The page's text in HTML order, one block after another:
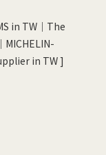
in TW｜The
in TW ]